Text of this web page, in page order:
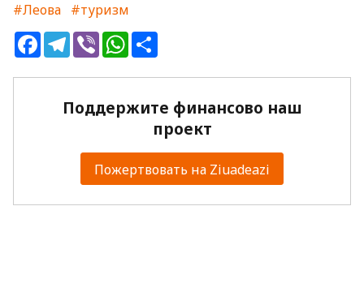
#Леова #туризм
FacebookTelegram
ViberWhatsApp
Поддержите финансово наш
проект
Пожертвовать на Ziuadeazi